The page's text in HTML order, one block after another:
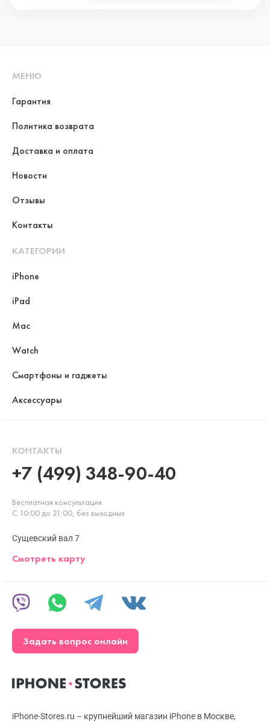
iPhone-Stores.ru – крупнейший магазин iPhone в Москве,
МЕНЮ
Гарантия
Политика возврата
Доставка и оплата
Новости
Отзывы
Контакты
КАТЕГОРИИ
iPhone
iPad
Mac
Watch
Смартфоны и гаджеты
Аксессуары
КОНТАКТЫ
+7 (499) 348-90-40
Бесплатная консультация
С 10:00 до 21:00, без выходных
Сущевский вал 7
Смотреть карту
Задать вопрос онлайн